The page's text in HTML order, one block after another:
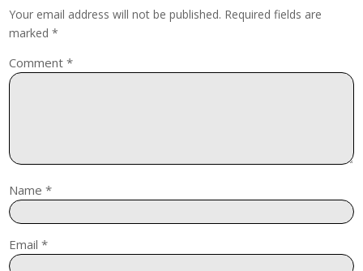
Your email address will not be published. Required fields are
marked*
Comment*
Name*
Email*